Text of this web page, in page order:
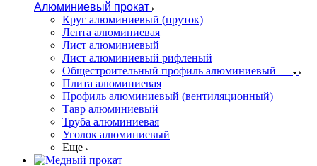
Алюминиевый прокат
Круг алюминиевый (пруток)
Лента алюминиевая
Лист алюминиевый
Лист алюминиевый рифленый
Общестроительный профиль алюминиевый
Плита алюминиевая
Профиль алюминиевый (вентиляционный)
Тавр алюминиевый
Труба алюминиевая
Уголок алюминиевый
Еще